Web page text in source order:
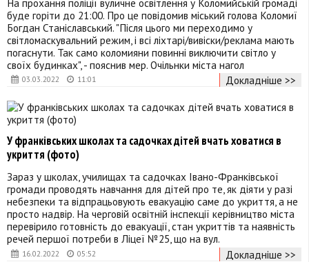
03.03.2022 11:01
На прохання поліції вуличне освітлення у Коломийській громаді
буде горіти до 21:00. Про це повідомив міський голова Коломиї
Богдан Станіславський. "Після цього ми переходимо у
світломаскувальний режим, і всі ліхтарі/вивіски/реклама мають
погаснути. Так само коломияни повинні виключити світло у
своїх будинках", - пояснив мер. Очільнки міста нагол
Докладніше >>
16.02.2022 05:52
У франківських школах та садочках дітей вчать ховатися в
укриття (фото)
Зараз у школах, училищах та садочках Івано-Франківської
громади проводять навчання для дітей про те, як діяти у разі
небезпеки та відпрацьовують евакуацію саме до укриття, а не
просто надвір. На черговій освітній інспекції керівництво міста
перевірило готовність до евакуації, стан укриттів та наявність
речей першої потреби в Ліцеї №25, що на вул.
Докладніше >>